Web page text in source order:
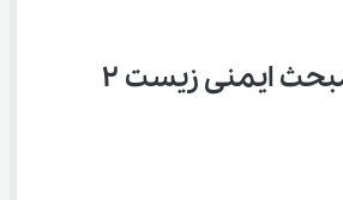
ایمنی زیست ۲